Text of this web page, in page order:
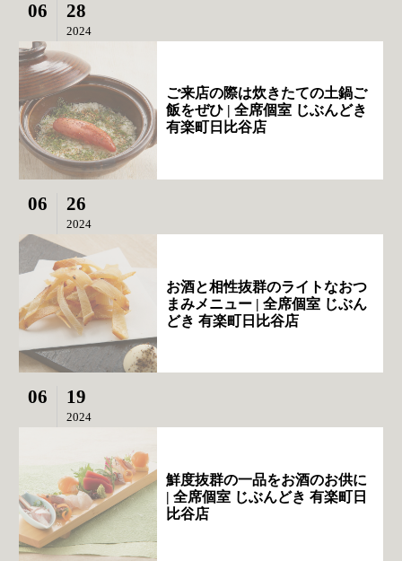
06 28
2024
ご来店の際は炊きたての土鍋ご
飯をぜひ | 全席個室 じぶんどき
有楽町日比谷店
06 26
2024
お酒と相性抜群のライトなおつ
まみメニュー | 全席個室 じぶん
どき 有楽町日比谷店
06 19
2024
鮮度抜群の一品をお酒のお供に
| 全席個室 じぶんどき 有楽町日
比谷店